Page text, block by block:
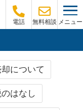
電話 無料相談 メニュー
について
はなし